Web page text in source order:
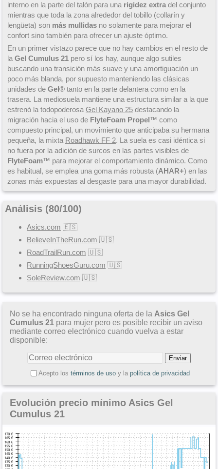
interno en la parte del talón para una rigidez extra del conjunto
mientras que toda la zona alrededor del tobillo (collarín y
lengüeta) son más mullidas no solamente para mejorar el
confort sino también para ofrecer un ajuste óptimo.
En un primer vistazo parece que no hay cambios en el resto de
la Gel Cumulus 21 pero sí los hay, aunque algo sutiles
buscando una transición más suave y una amortiguación un
poco más blanda, por supuesto manteniendo las clásicas
unidades de Gel® tanto en la parte delantera como en la
trasera. La mediosuela mantiene una estructura similar a la que
estrenó la todopoderosa Gel Kayano 25 destacando la
migración hacia el uso de FlyteFoam Propel™ como
compuesto principal, un movimiento que anticipaba su hermana
pequeña, la mixta Roadhawk FF 2. La suela es casi idéntica si
no fuera por la adición de surcos en las partes visibles de
FlyteFoam™ para mejorar el comportamiento dinámico. Como
es habitual, se emplea una goma más robusta (AHAR+) en las
zonas más expuestas al desgaste para una mayor durabilidad.
Análisis (80/100)
Asics.com 🇪🇸
BelieveInTheRun.com 🇺🇸
RoadTrailRun.com 🇺🇸
RunningShoesGuru.com 🇺🇸
SoleReview.com 🇺🇸
No se ha encontrado ninguna oferta de la Asics Gel
Cumulus 21 para mujer pero es posible recibir un aviso
mediante correo electrónico cuando vuelva a estar
disponible:
Acepto los términos de usoy la política de privacidad
Evolución precio mínimo Asics Gel
Cumulus 21